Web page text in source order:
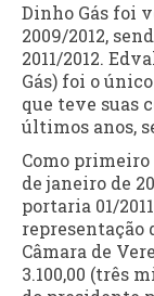
Dinho Gás foi
2009/2012,
2011/2012.
Gás) foi o
que teve suas
últimos anos,
Como primeiro
de janeiro de
portaria 01/
representação
Câmara de
3.100,00 (três